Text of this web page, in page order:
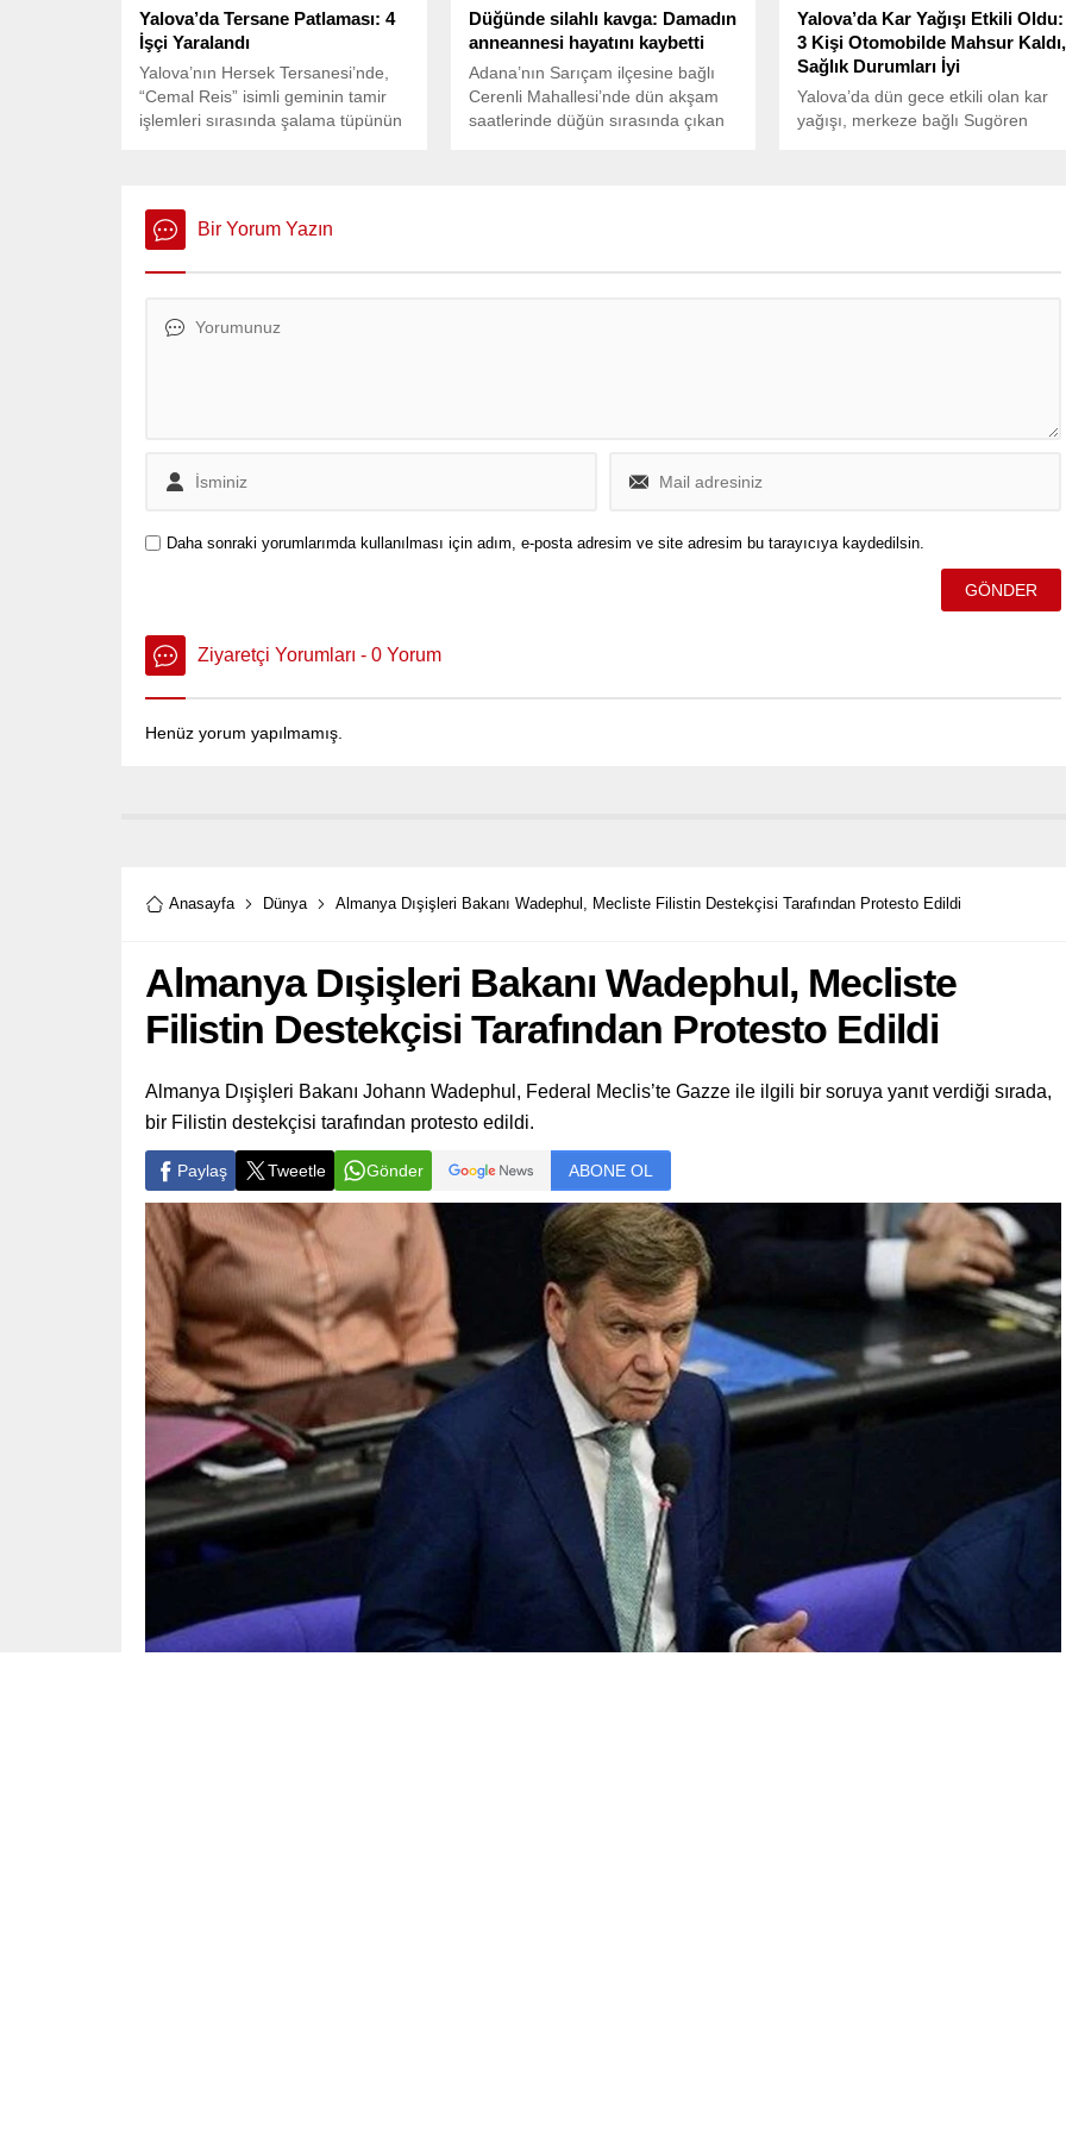
Yalova’da Tersane Patlaması: 4
İşçi Yaralandı
Yalova’nın Hersek Tersanesi’nde,
“Cemal Reis” isimli geminin tamir
işlemleri sırasında şalama tüpünün
Düğünde silahlı kavga: Damadın
anneannesi hayatını kaybetti
Adana’nın Sarıçam ilçesine bağlı
Cerenli Mahallesi’nde dün akşam
saatlerinde düğün sırasında çıkan
Yalova’da Kar Yağışı Etkili Oldu:
3 Kişi Otomobilde Mahsur Kaldı,
Sağlık Durumları İyi
Yalova’da dün gece etkili olan kar
yağışı, merkeze bağlı Sugören
Bir Yorum Yazın
Daha sonraki yorumlarımda kullanılması için adım, e-posta adresim ve site adresim bu tarayıcıya kaydedilsin.
Ziyaretçi Yorumları - 0 Yorum
Henüz yorum yapılmamış.
Anasayfa Dünya Almanya Dışişleri Bakanı Wadephul, Mecliste Filistin Destekçisi Tarafından Protesto Edildi
Almanya Dışişleri Bakanı Wadephul, Mecliste
Filistin Destekçisi Tarafından Protesto Edildi
Almanya Dışişleri Bakanı Johann Wadephul, Federal Meclis’te Gazze ile ilgili bir soruya yanıt verdiği sırada,
bir Filistin destekçisi tarafından protesto edildi.
Paylaş Tweetle Gönder ABONE OL